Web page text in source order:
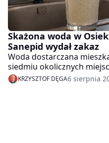
Skażona woda w
Sanepid wydał zakaz
Woda dostarczana
siedmiu okolicznych
spożycia. Badania
coli. Sanepid w Pile wydał
KRZYSZTOF DĘGA6 sierpnia